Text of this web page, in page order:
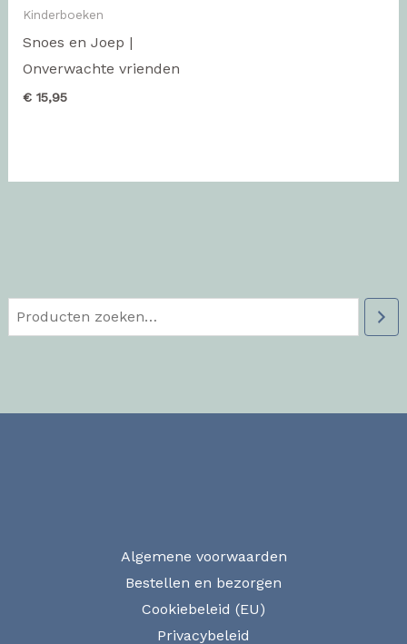
Kinderboeken
Snoes en Joep |
Onverwachte vrienden
€15,95
Algemene voorwaarden
Bestellen en bezorgen
Cookiebeleid (EU)
Privacybeleid